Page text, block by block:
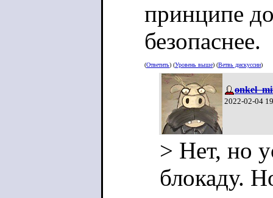
принципе
безопаснее.
(Ответить) (Уровень выше) (Ветвь дискуссии)
2022-02-04
> Нет, но
блокаду.